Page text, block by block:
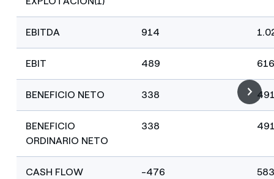
EBITDA 914
EBIT 489 616
BENEFICIO NETO 338
BENEFICIO
ORDINARIO NETO
338
CASH FLOW
-476 583